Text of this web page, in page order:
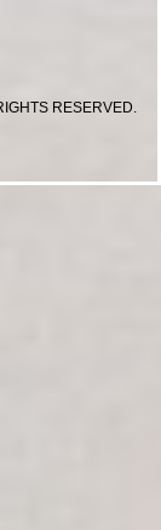
RESERVED.